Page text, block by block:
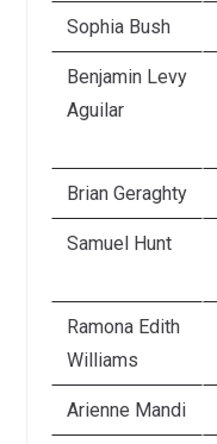
Sophia Bush
Benjamin Levy
Aguilar
Brian Geraghty
Samuel Hunt
Ramona Edith
Williams
Arienne Mandi